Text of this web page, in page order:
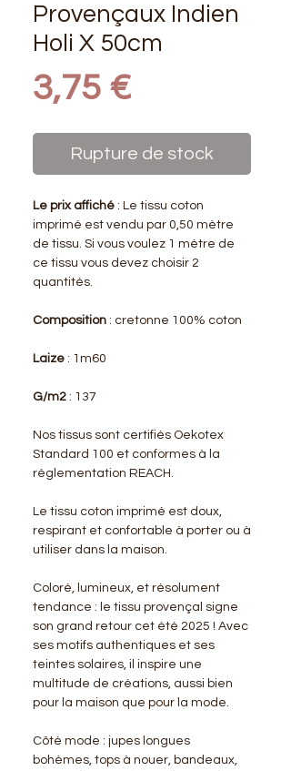
Provençaux Indien
Holi X 50cm
3,75 €Prix
Rupture de stock
Le prix affiché : Le tissu coton
imprimé est vendu par 0,50 mètre
de tissu. Si vous voulez 1 mètre de
ce tissu vous devez choisir 2
quantités.
Composition : cretonne 100% coton
Laize : 1m60
G/m2 : 137
Nos tissus sont certifiés Oekotex
Standard 100 et conformes à la
réglementation REACH.
Le tissu coton imprimé est doux,
respirant et confortable à porter ou à
utiliser dans la maison.
Coloré, lumineux, et résolument
tendance : le tissu provençal signe
son grand retour cet été 2025 ! Avec
ses motifs authentiques et ses
teintes solaires, il inspire une
multitude de créations, aussi bien
pour la maison que pour la mode.
Côté mode : jupes longues
bohèmes, tops à nouer, bandeaux,